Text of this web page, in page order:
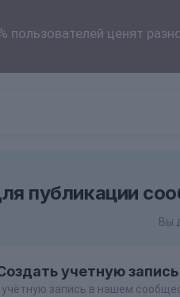
пользователей ценят
публикации
Вы
учетную запись
запись в нашем